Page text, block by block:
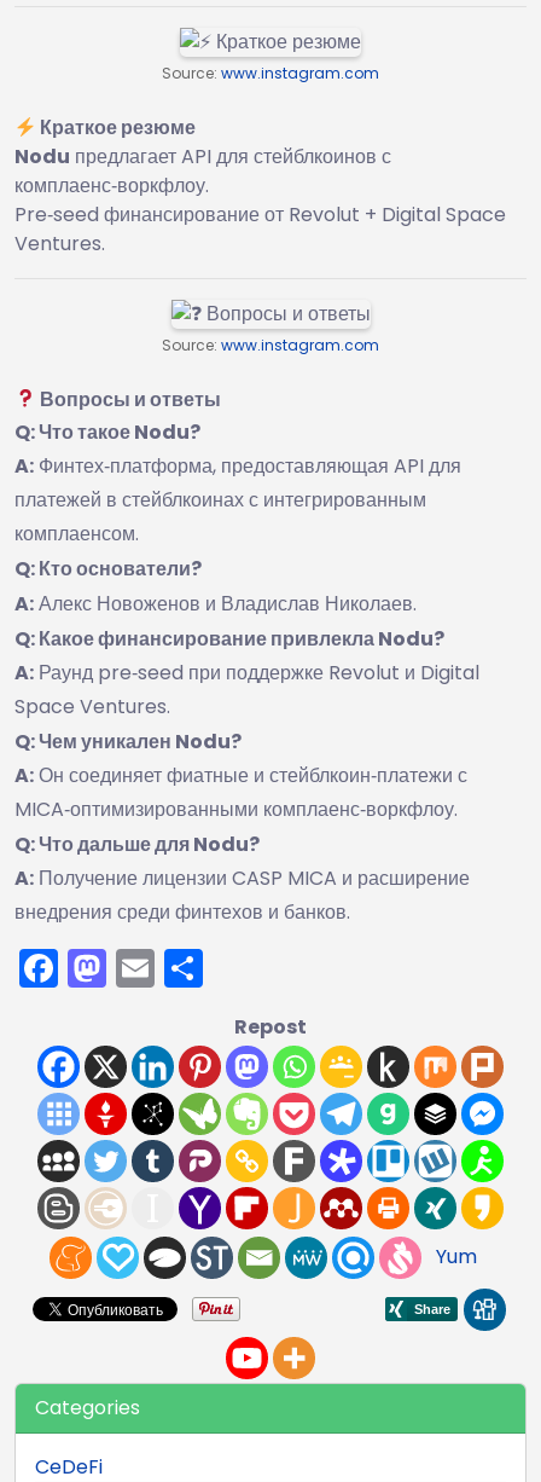
Source: www.instagram.com
Краткое резюме
Nodu предлагает API для стейблкоинов с
комплаенс‑воркфлоу.
Pre‑seed финансирование от Revolut + Digital Space
Ventures.
Source: www.instagram.com
Вопросы и ответы
Q: Что такое Nodu?
A: Финтех‑платформа, предоставляющая API для
платежей в стейблкоинах с интегрированным
комплаенсом.
Q: Кто основатели?
A:Алекс Новоженов и Владислав Николаев.
Q: Какое финансирование привлекла Nodu?
A: Раунд pre‑seed при поддержке Revolut и Digital
Space Ventures.
Q: Чем уникален Nodu?
A:Он соединяет фиатные и стейблкоин‑платежи с
MICA‑оптимизированными комплаенс‑воркфлоу.
Q: Что дальше для Nodu?
A: Получение лицензии CASP MICA и расширение
внедрения среди финтехов и банков.
Facebook
Mastodon
Email
Repost
Yum
Categories
CeDeFi